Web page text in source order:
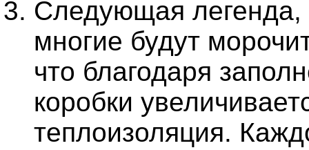
Следующая легенда,
многие будут
что благодаря
коробки
теплоизоляция.